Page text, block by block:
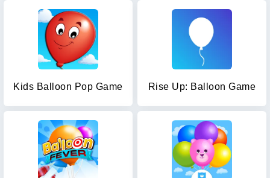
Kids Balloon Pop Game Rise Up: Balloon Game